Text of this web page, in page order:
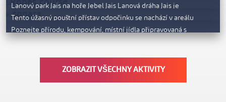
odvážné průzkumníky Bear Grylls Explorers Camp se…
Lanový park Jais na hoře Jebel Jais Lanová dráha Jais je
zábavná a interaktivní aktivita…
Tento úžasný pouštní přístav odpočinku se nachází v areálu
hotelu Ritz Carlton Al Wadi, postaveného…
Camp 1770
Poznejte přírodu, kempování, místní jídla připravovaná s
ohledem na udržitelnost a prožijte splynutí s přírodou.…
ZOBRAZIT VŠECHNY AKTIVITY